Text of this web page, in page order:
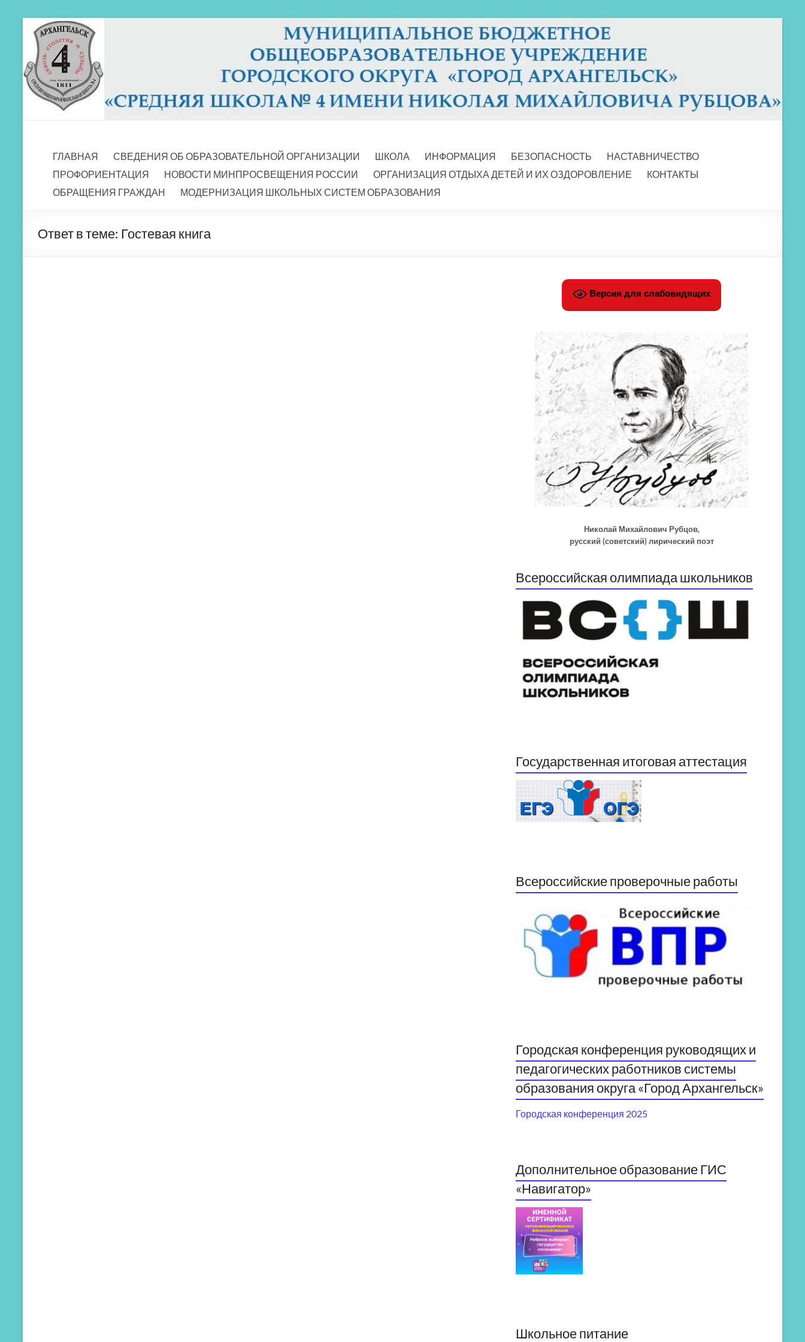
Перейти
содержимому
МБОУ СШ 4
ГЛАВНАЯ
СВЕДЕНИЯ ОБ ОБРАЗОВАТЕЛЬНОЙ ОРГАНИЗАЦИИ ШКОЛА ИНФОРМАЦИЯ БЕЗОПАСНОСТЬ
НАСТАВНИЧЕСТВО
ПРОФОРИЕНТАЦИЯ
НОВОСТИ МИНПРОСВЕЩЕНИЯ РОССИИ ОРГАНИЗАЦИЯ ОТДЫХА ДЕТЕЙ И ИХ ОЗДОРОВЛЕНИЕ
КОНТАКТЫ
ОБРАЩЕНИЯ ГРАЖДАН
МОДЕРНИЗАЦИЯ ШКОЛЬНЫХ СИСТЕМ ОБРАЗОВАНИЯ
Ответ в теме: Гостевая книга
Версия для слабовидящих
Николай Михайлович Рубцов,
русский (советский) лирический поэт
Всероссийская олимпиада школьников
Государственная итоговая аттестация
Всероссийские проверочные работы
Городская конференция руководящих и
педагогических работников системы
образования округа «Город Архангельск»
Городская конференция 2025
Дополнительное образование ГИС
«Навигатор»
Школьное питание